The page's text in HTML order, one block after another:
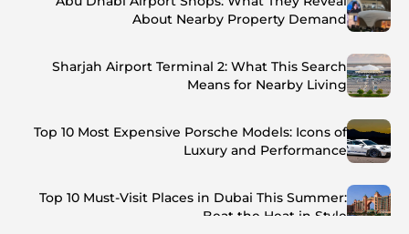
About Nearby Property Demand
Sharjah Airport Terminal 2: What This Search
Means for Nearby Living
Top 10 Most Expensive Porsche Models: Icons of
Luxury and Performance
Top 10 Must-Visit Places in Dubai This Summer:
Beat the Heat in Style